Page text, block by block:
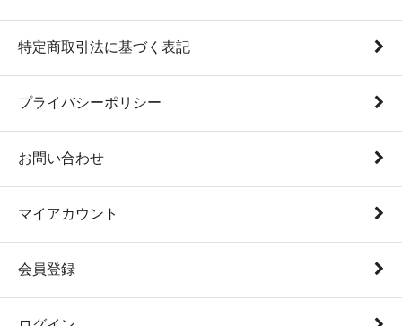
特定商取引法に基づく表記
プライバシーポリシー
お問い合わせ
マイアカウント
会員登録